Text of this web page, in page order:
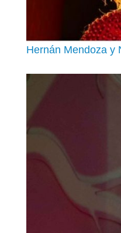
Hernán Mendoza y